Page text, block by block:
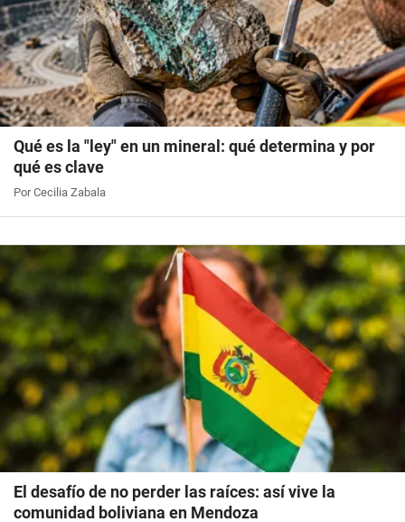
Qué es la "ley" en un mineral: qué determina y por
qué es clave
Por Cecilia Zabala
El desafío de no perder las raíces: así vive la
comunidad boliviana en Mendoza